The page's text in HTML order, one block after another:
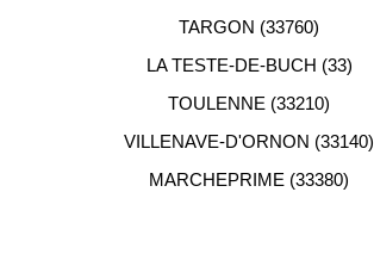
TARGON (33760)
LA TESTE-DE-BUCH (33)
TOULENNE (33210)
VILLENAVE-D'ORNON (33140)
MARCHEPRIME (33380)